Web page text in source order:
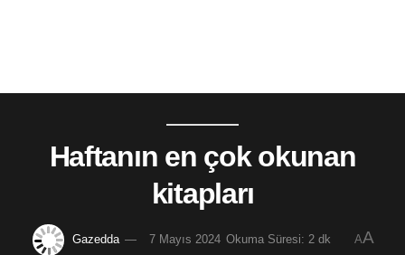
Haftanın en çok okunan
kitapları
Gazedda 7 Mayıs 2024 Okuma Süresi: 2 dk AA